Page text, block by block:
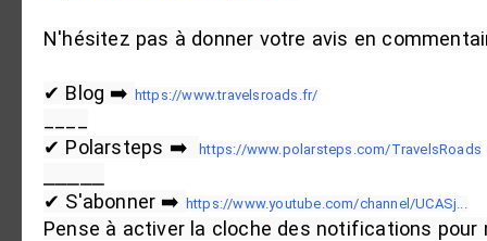
N'hésitez pas à donner votre avis en
✔ Blog ➡️ https://www.travelsroads.fr/
✔ Polarsteps ➡️ https://www.polarsteps.com/TravelsRoads
✔ S'abonner ➡️ https://www.youtube.com/channel/UCASj...
Pense à activer la cloche des notifications